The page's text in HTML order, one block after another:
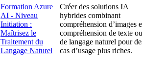
Formation Azure
AI - Niveau
Initiation :
Maîtrisez le
Traitement du
Langage Naturel
Créer des solutions IA
hybrides combinant
compréhension d’images
compréhension de texte ou
de langage naturel pour
cas d’usage plus riches.